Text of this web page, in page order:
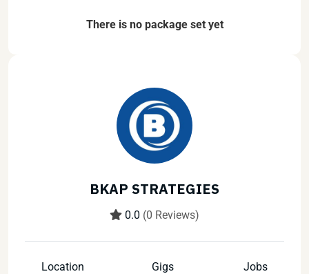
There is no package set yet
BKAP STRATEGIES
0.0 (0 Reviews)
Location
Gigs
Jobs